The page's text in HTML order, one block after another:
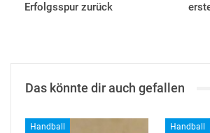
Erfolgsspur zurück
Das könnte dir auch gefallen
Handball Handball